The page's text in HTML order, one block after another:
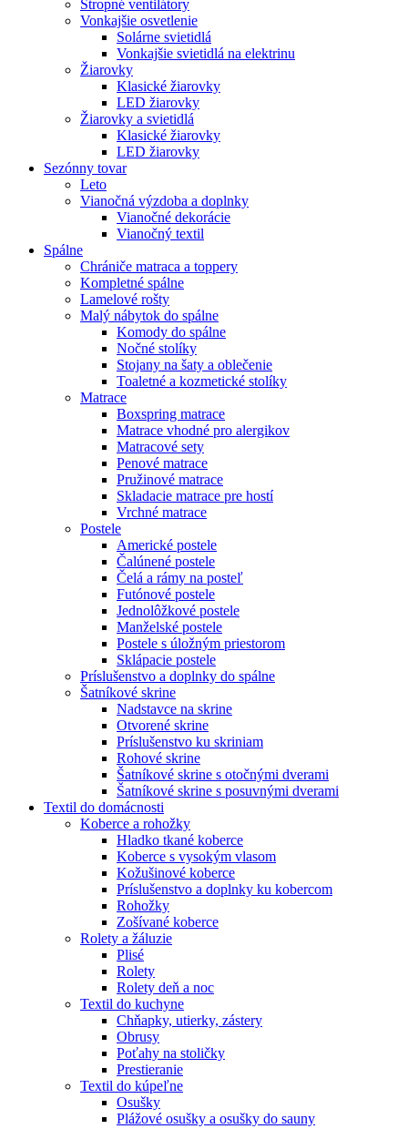
Stropné ventilátory
Vonkajšie osvetlenie
Solárne svietidlá
Vonkajšie svietidlá na elektrinu
Žiarovky
Klasické žiarovky
LED žiarovky
Žiarovky a svietidlá
Klasické žiarovky
LED žiarovky
Sezónny tovar
Leto
Vianočná výzdoba a doplnky
Vianočné dekorácie
Vianočný textil
Spálne
Chrániče matraca a toppery
Kompletné spálne
Lamelové rošty
Malý nábytok do spálne
Komody do spálne
Nočné stolíky
Stojany na šaty a oblečenie
Toaletné a kozmetické stolíky
Matrace
Boxspring matrace
Matrace vhodné pro alergikov
Matracové sety
Penové matrace
Pružinové matrace
Skladacie matrace pre hostí
Vrchné matrace
Postele
Americké postele
Čalúnené postele
Čelá a rámy na posteľ
Futónové postele
Jednolôžkové postele
Manželské postele
Postele s úložným priestorom
Sklápacie postele
Príslušenstvo a doplnky do spálne
Šatníkové skrine
Nadstavce na skrine
Otvorené skrine
Príslušenstvo ku skriniam
Rohové skrine
Šatníkové skrine s otočnými dverami
Šatníkové skrine s posuvnými dverami
Textil do domácnosti
Koberce a rohožky
Hladko tkané koberce
Koberce s vysokým vlasom
Kožušinové koberce
Príslušenstvo a doplnky ku kobercom
Rohožky
Zošívané koberce
Rolety a žáluzie
Plisé
Rolety
Rolety deň a noc
Textil do kuchyne
Chňapky, utierky, zástery
Obrusy
Poťahy na stoličky
Prestieranie
Textil do kúpeľne
Osušky
Plážové osušky a osušky do sauny